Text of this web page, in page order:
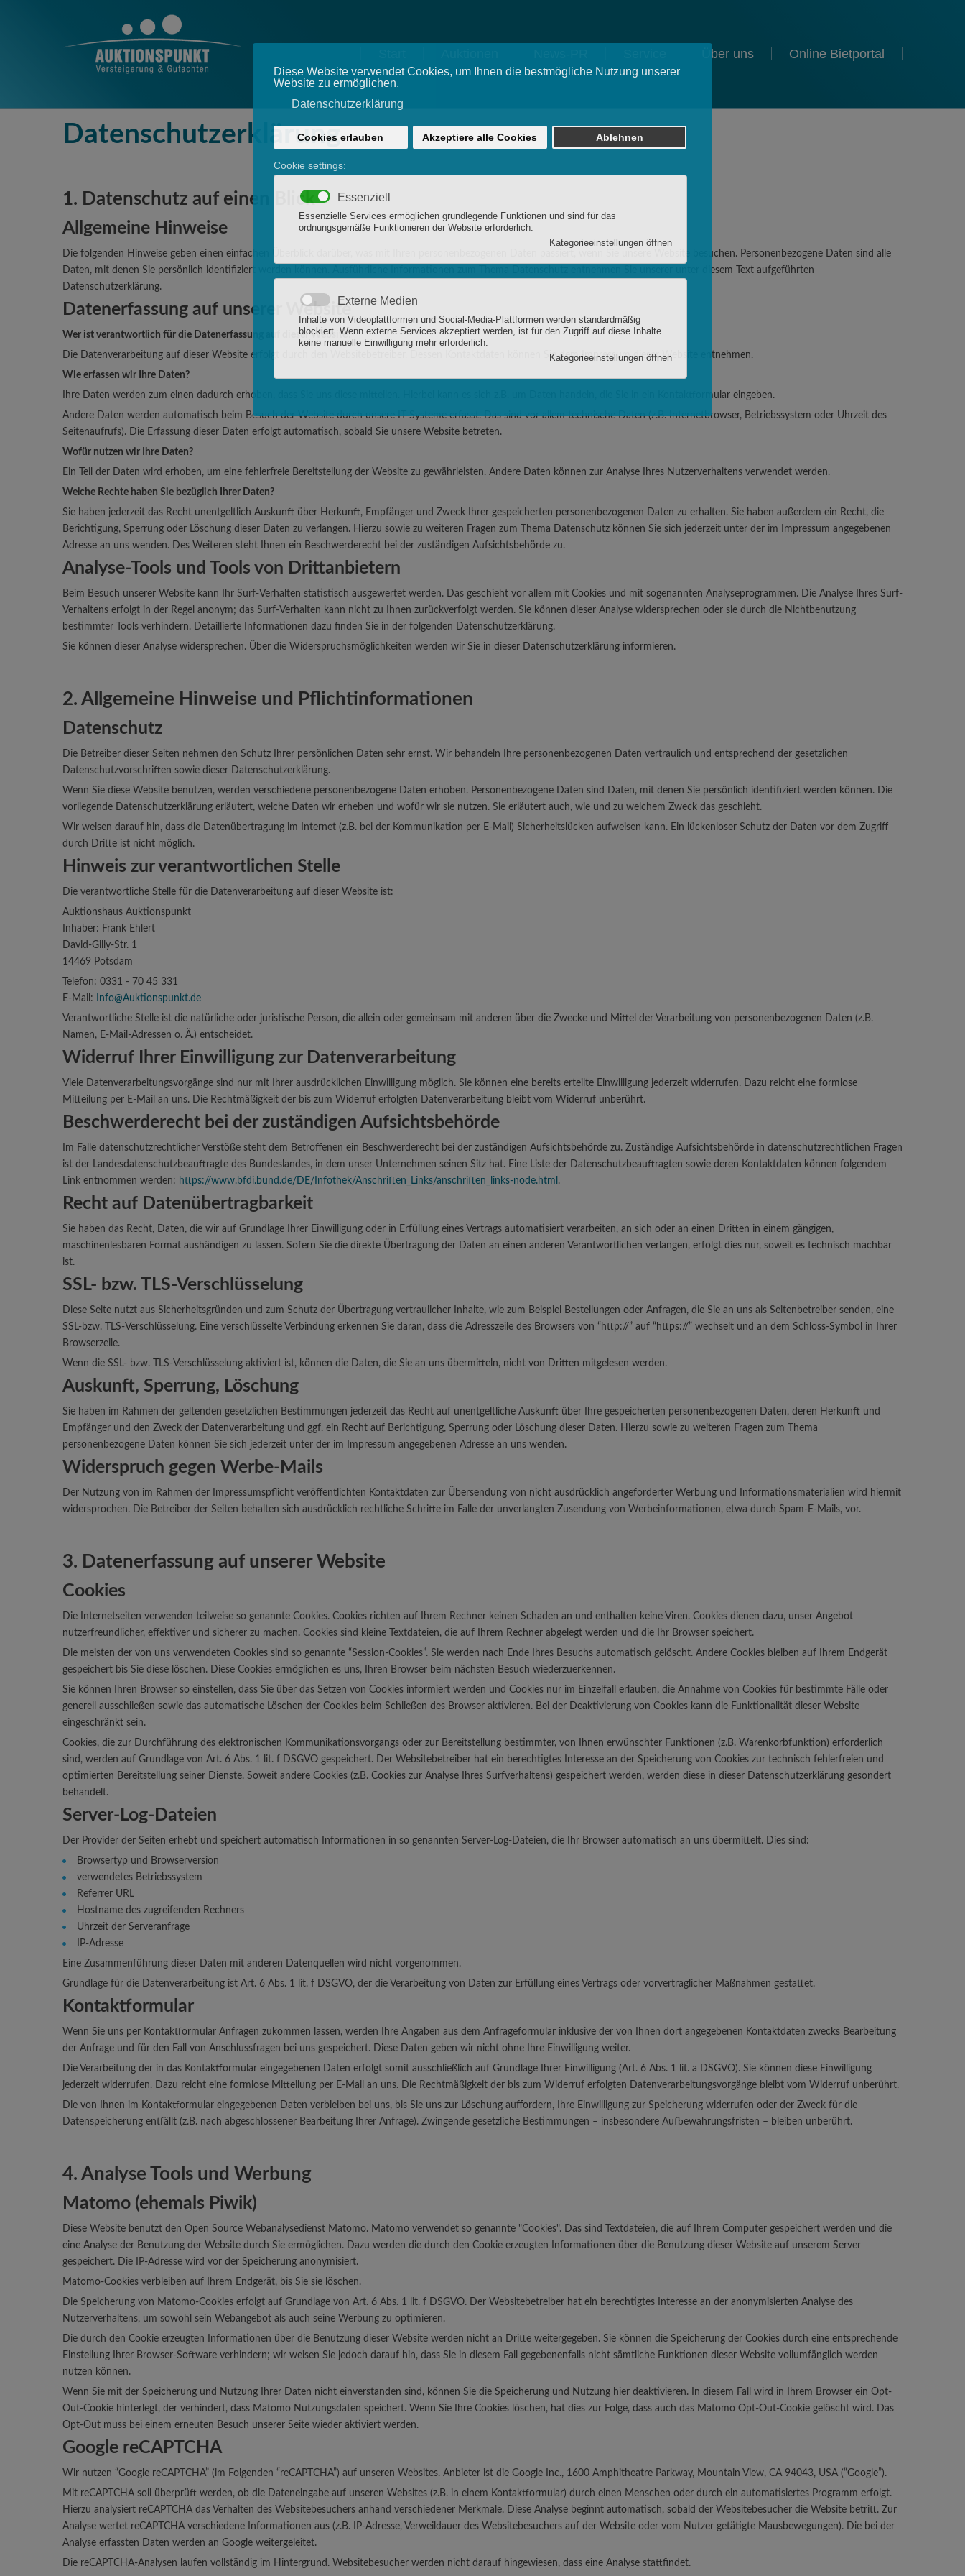
Über uns Online Bietportal
Datenschutzerklärung
1. Datenschutz auf einen Blick
Allgemeine Hinweise
Die folgenden Hinweise geben einen einfachen Überblick darüber, was mit Ihren personenbezogenen Daten passiert, wenn Sie unsere Website besuchen. Personenbezogene Daten sind alle
Daten, mit denen Sie persönlich identifiziert werden können. Ausführliche Informationen zum Thema Datenschutz entnehmen Sie unserer unter diesem Text aufgeführten
Datenschutzerklärung.
Datenerfassung auf unserer Website
Wer ist verantwortlich für die Datenerfassung auf dieser Website?
Die Datenverarbeitung auf dieser Website erfolgt durch den Websitebetreiber. Dessen Kontaktdaten können Sie dem Impressum dieser Website entnehmen.
Wie erfassen wir Ihre Daten?
Ihre Daten werden zum einen dadurch erhoben, dass Sie uns diese mitteilen. Hierbei kann es sich z.B. um Daten handeln, die Sie in ein Kontaktformular eingeben.
Andere Daten werden automatisch beim Besuch der Website durch unsere IT-Systeme erfasst. Das sind vor allem technische Daten (z.B. Internetbrowser, Betriebssystem oder Uhrzeit des
Seitenaufrufs). Die Erfassung dieser Daten erfolgt automatisch, sobald Sie unsere Website betreten.
Wofür nutzen wir Ihre Daten?
Ein Teil der Daten wird erhoben, um eine fehlerfreie Bereitstellung der Website zu gewährleisten. Andere Daten können zur Analyse Ihres Nutzerverhaltens verwendet werden.
Welche Rechte haben Sie bezüglich Ihrer Daten?
Sie haben jederzeit das Recht unentgeltlich Auskunft über Herkunft, Empfänger und Zweck Ihrer gespeicherten personenbezogenen Daten zu erhalten. Sie haben außerdem ein Recht, die
Berichtigung, Sperrung oder Löschung dieser Daten zu verlangen. Hierzu sowie zu weiteren Fragen zum Thema Datenschutz können Sie sich jederzeit unter der im Impressum angegebenen
Adresse an uns wenden. Des Weiteren steht Ihnen ein Beschwerderecht bei der zuständigen Aufsichtsbehörde zu.
Analyse-Tools und Tools von Drittanbietern
Beim Besuch unserer Website kann Ihr Surf-Verhalten statistisch ausgewertet werden. Das geschieht vor allem mit Cookies und mit sogenannten Analyseprogrammen. Die Analyse Ihres Surf-
Verhaltens erfolgt in der Regel anonym; das Surf-Verhalten kann nicht zu Ihnen zurückverfolgt werden. Sie können dieser Analyse widersprechen oder sie durch die Nichtbenutzung
bestimmter Tools verhindern. Detaillierte Informationen dazu finden Sie in der folgenden Datenschutzerklärung.
Sie können dieser Analyse widersprechen. Über die Widerspruchsmöglichkeiten werden wir Sie in dieser Datenschutzerklärung informieren.
2. Allgemeine Hinweise und Pflichtinformationen
Datenschutz
Die Betreiber dieser Seiten nehmen den Schutz Ihrer persönlichen Daten sehr ernst. Wir behandeln Ihre personenbezogenen Daten vertraulich und entsprechend der gesetzlichen
Datenschutzvorschriften sowie dieser Datenschutzerklärung.
Wenn Sie diese Website benutzen, werden verschiedene personenbezogene Daten erhoben. Personenbezogene Daten sind Daten, mit denen Sie persönlich identifiziert werden können. Die
vorliegende Datenschutzerklärung erläutert, welche Daten wir erheben und wofür wir sie nutzen. Sie erläutert auch, wie und zu welchem Zweck das geschieht.
Wir weisen darauf hin, dass die Datenübertragung im Internet (z.B. bei der Kommunikation per E-Mail) Sicherheitslücken aufweisen kann. Ein lückenloser Schutz der Daten vor dem Zugriff
durch Dritte ist nicht möglich.
Hinweis zur verantwortlichen Stelle
Die verantwortliche Stelle für die Datenverarbeitung auf dieser Website ist:
Auktionshaus Auktionspunkt
Inhaber: Frank Ehlert
David-Gilly-Str. 1
14469 Potsdam
Telefon: 0331 - 70 45 331
E-Mail:
Info@Auktionspunkt.de
Verantwortliche Stelle ist die natürliche oder juristische Person, die allein oder gemeinsam mit anderen über die Zwecke und Mittel der Verarbeitung von personenbezogenen Daten (z.B.
Namen, E-Mail-Adressen o. Ä.) entscheidet.
Widerruf Ihrer Einwilligung zur Datenverarbeitung
Viele Datenverarbeitungsvorgänge sind nur mit Ihrer ausdrücklichen Einwilligung möglich. Sie können eine bereits erteilte Einwilligung jederzeit widerrufen. Dazu reicht eine formlose
Mitteilung per E-Mail an uns. Die Rechtmäßigkeit der bis zum Widerruf erfolgten Datenverarbeitung bleibt vom Widerruf unberührt.
Beschwerderecht bei der zuständigen Aufsichtsbehörde
Im Falle datenschutzrechtlicher Verstöße steht dem Betroffenen ein Beschwerderecht bei der zuständigen Aufsichtsbehörde zu. Zuständige Aufsichtsbehörde in datenschutzrechtlichen Fragen
ist der Landesdatenschutzbeauftragte des Bundeslandes, in dem unser Unternehmen seinen Sitz hat. Eine Liste der Datenschutzbeauftragten sowie deren Kontaktdaten können folgendem
Link entnommen werden: https://www.bfdi.bund.de/DE/Infothek/Anschriften_Links/anschriften_links-node.html .
Recht auf Datenübertragbarkeit
Sie haben das Recht, Daten, die wir auf Grundlage Ihrer Einwilligung oder in Erfüllung eines Vertrags automatisiert verarbeiten, an sich oder an einen Dritten in einem gängigen,
maschinenlesbaren Format aushändigen zu lassen. Sofern Sie die direkte Übertragung der Daten an einen anderen Verantwortlichen verlangen, erfolgt dies nur, soweit es technisch machbar
ist.
SSL- bzw. TLS-Verschlüsselung
Diese Seite nutzt aus Sicherheitsgründen und zum Schutz der Übertragung vertraulicher Inhalte, wie zum Beispiel Bestellungen oder Anfragen, die Sie an uns als Seitenbetreiber senden, eine
SSL-bzw. TLS-Verschlüsselung. Eine verschlüsselte Verbindung erkennen Sie daran, dass die Adresszeile des Browsers von “http://” auf “https://” wechselt und an dem Schloss-Symbol in Ihrer
Browserzeile.
Wenn die SSL- bzw. TLS-Verschlüsselung aktiviert ist, können die Daten, die Sie an uns übermitteln, nicht von Dritten mitgelesen werden.
Auskunft, Sperrung, Löschung
Sie haben im Rahmen der geltenden gesetzlichen Bestimmungen jederzeit das Recht auf unentgeltliche Auskunft über Ihre gespeicherten personenbezogenen Daten, deren Herkunft und
Empfänger und den Zweck der Datenverarbeitung und ggf. ein Recht auf Berichtigung, Sperrung oder Löschung dieser Daten. Hierzu sowie zu weiteren Fragen zum Thema
personenbezogene Daten können Sie sich jederzeit unter der im Impressum angegebenen Adresse an uns wenden.
Widerspruch gegen Werbe-Mails
Der Nutzung von im Rahmen der Impressumspflicht veröffentlichten Kontaktdaten zur Übersendung von nicht ausdrücklich angeforderter Werbung und Informationsmaterialien wird hiermit
widersprochen. Die Betreiber der Seiten behalten sich ausdrücklich rechtliche Schritte im Falle der unverlangten Zusendung von Werbeinformationen, etwa durch Spam-E-Mails, vor.
3. Datenerfassung auf unserer Website
Cookies
Die Internetseiten verwenden teilweise so genannte Cookies. Cookies richten auf Ihrem Rechner keinen Schaden an und enthalten keine Viren. Cookies dienen dazu, unser Angebot
nutzerfreundlicher, effektiver und sicherer zu machen. Cookies sind kleine Textdateien, die auf Ihrem Rechner abgelegt werden und die Ihr Browser speichert.
Die meisten der von uns verwendeten Cookies sind so genannte “Session-Cookies”. Sie werden nach Ende Ihres Besuchs automatisch gelöscht. Andere Cookies bleiben auf Ihrem Endgerät
gespeichert bis Sie diese löschen. Diese Cookies ermöglichen es uns, Ihren Browser beim nächsten Besuch wiederzuerkennen.
Sie können Ihren Browser so einstellen, dass Sie über das Setzen von Cookies informiert werden und Cookies nur im Einzelfall erlauben, die Annahme von Cookies für bestimmte Fälle oder
generell ausschließen sowie das automatische Löschen der Cookies beim Schließen des Browser aktivieren. Bei der Deaktivierung von Cookies kann die Funktionalität dieser Website
eingeschränkt sein.
Cookies, die zur Durchführung des elektronischen Kommunikationsvorgangs oder zur Bereitstellung bestimmter, von Ihnen erwünschter Funktionen (z.B. Warenkorbfunktion) erforderlich
sind, werden auf Grundlage von Art. 6 Abs. 1 lit. f DSGVO gespeichert. Der Websitebetreiber hat ein berechtigtes Interesse an der Speicherung von Cookies zur technisch fehlerfreien und
optimierten Bereitstellung seiner Dienste. Soweit andere Cookies (z.B. Cookies zur Analyse Ihres Surfverhaltens) gespeichert werden, werden diese in dieser Datenschutzerklärung gesondert
behandelt.
Server-Log-Dateien
Der Provider der Seiten erhebt und speichert automatisch Informationen in so genannten Server-Log-Dateien, die Ihr Browser automatisch an uns übermittelt. Dies sind:
Browsertyp und Browserversion
verwendetes Betriebssystem
Referrer URL
Hostname des zugreifenden Rechners
Uhrzeit der Serveranfrage
IP-Adresse
Eine Zusammenführung dieser Daten mit anderen Datenquellen wird nicht vorgenommen.
Grundlage für die Datenverarbeitung ist Art. 6 Abs. 1 lit. f DSGVO, der die Verarbeitung von Daten zur Erfüllung eines Vertrags oder vorvertraglicher Maßnahmen gestattet.
Kontaktformular
Wenn Sie uns per Kontaktformular Anfragen zukommen lassen, werden Ihre Angaben aus dem Anfrageformular inklusive der von Ihnen dort angegebenen Kontaktdaten zwecks Bearbeitung
der Anfrage und für den Fall von Anschlussfragen bei uns gespeichert. Diese Daten geben wir nicht ohne Ihre Einwilligung weiter.
Die Verarbeitung der in das Kontaktformular eingegebenen Daten erfolgt somit ausschließlich auf Grundlage Ihrer Einwilligung (Art. 6 Abs. 1 lit. a DSGVO). Sie können diese Einwilligung
jederzeit widerrufen. Dazu reicht eine formlose Mitteilung per E-Mail an uns. Die Rechtmäßigkeit der bis zum Widerruf erfolgten Datenverarbeitungsvorgänge bleibt vom Widerruf unberührt.
Die von Ihnen im Kontaktformular eingegebenen Daten verbleiben bei uns, bis Sie uns zur Löschung auffordern, Ihre Einwilligung zur Speicherung widerrufen oder der Zweck für die
Datenspeicherung entfällt (z.B. nach abgeschlossener Bearbeitung Ihrer Anfrage). Zwingende gesetzliche Bestimmungen – insbesondere Aufbewahrungsfristen – bleiben unberührt.
4. Analyse Tools und Werbung
Matomo (ehemals Piwik)
Diese Website benutzt den Open Source Webanalysedienst Matomo. Matomo verwendet so genannte "Cookies". Das sind Textdateien, die auf Ihrem Computer gespeichert werden und die
eine Analyse der Benutzung der Website durch Sie ermöglichen. Dazu werden die durch den Cookie erzeugten Informationen über die Benutzung dieser Website auf unserem Server
gespeichert. Die IP-Adresse wird vor der Speicherung anonymisiert.
Matomo-Cookies verbleiben auf Ihrem Endgerät, bis Sie sie löschen.
Die Speicherung von Matomo-Cookies erfolgt auf Grundlage von Art. 6 Abs. 1 lit. f DSGVO. Der Websitebetreiber hat ein berechtigtes Interesse an der anonymisierten Analyse des
Nutzerverhaltens, um sowohl sein Webangebot als auch seine Werbung zu optimieren.
Die durch den Cookie erzeugten Informationen über die Benutzung dieser Website werden nicht an Dritte weitergegeben. Sie können die Speicherung der Cookies durch eine entsprechende
Einstellung Ihrer Browser-Software verhindern; wir weisen Sie jedoch darauf hin, dass Sie in diesem Fall gegebenenfalls nicht sämtliche Funktionen dieser Website vollumfänglich werden
nutzen können.
Wenn Sie mit der Speicherung und Nutzung Ihrer Daten nicht einverstanden sind, können Sie die Speicherung und Nutzung hier deaktivieren. In diesem Fall wird in Ihrem Browser ein Opt-
Out-Cookie hinterlegt, der verhindert, dass Matomo Nutzungsdaten speichert. Wenn Sie Ihre Cookies löschen, hat dies zur Folge, dass auch das Matomo Opt-Out-Cookie gelöscht wird. Das
Opt-Out muss bei einem erneuten Besuch unserer Seite wieder aktiviert werden.
Google reCAPTCHA
Wir nutzen “Google reCAPTCHA” (im Folgenden “reCAPTCHA”) auf unseren Websites. Anbieter ist die Google Inc., 1600 Amphitheatre Parkway, Mountain View, CA 94043, USA (“Google”).
Mit reCAPTCHA soll überprüft werden, ob die Dateneingabe auf unseren Websites (z.B. in einem Kontaktformular) durch einen Menschen oder durch ein automatisiertes Programm erfolgt.
Hierzu analysiert reCAPTCHA das Verhalten des Websitebesuchers anhand verschiedener Merkmale. Diese Analyse beginnt automatisch, sobald der Websitebesucher die Website betritt. Zur
Analyse wertet reCAPTCHA verschiedene Informationen aus (z.B. IP-Adresse, Verweildauer des Websitebesuchers auf der Website oder vom Nutzer getätigte Mausbewegungen). Die bei der
Analyse erfassten Daten werden an Google weitergeleitet.
Die reCAPTCHA-Analysen laufen vollständig im Hintergrund. Websitebesucher werden nicht darauf hingewiesen, dass eine Analyse stattfindet.